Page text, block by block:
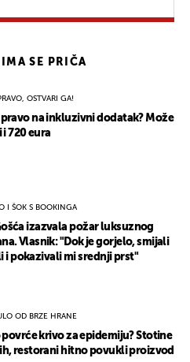
SE PRIČA
OSTVARI GA!
na inkluzivni dodatak? Može
720 eura
I ŠOK S BOOKINGA
izazvala požar luksuznog
Vlasnik: "Dok je gorjelo, smijali
i pokazivali mi srednji prst"
OD BRZE HRANE
povrće krivo za epidemiju? Stotine
restorani hitno povukli proizvod